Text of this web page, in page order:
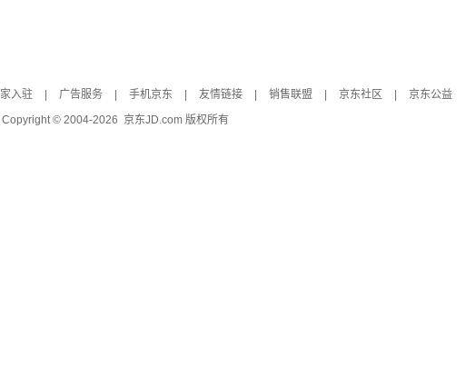
入驻 广告服务 手机京东 友情链接 销售联盟 京东社区
京东公益
Copyright © 2004-2026 京东JD.com 版权所有